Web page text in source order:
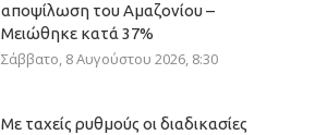
αποψίλωση του Αμαζονίου –
Μειώθηκε κατά 37%
Σάββατο, 8 Αυγούστου 2026, 8:30
Με ταχείς ρυθμούς οι διαδικασίες